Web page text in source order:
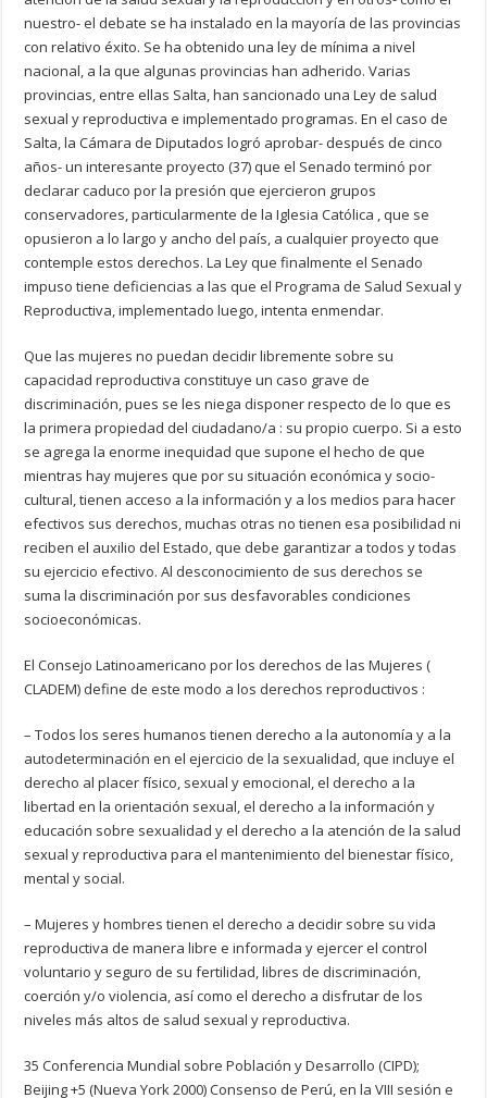
nuestro- el debate se ha instalado en la mayoría de las provincias
con relativo éxito. Se ha obtenido una ley de mínima a nivel
nacional, a la que algunas provincias han adherido. Varias
provincias, entre ellas Salta, han sancionado una Ley de salud
sexual y reproductiva e implementado programas. En el caso de
Salta, la Cámara de Diputados logró aprobar- después de cinco
años- un interesante proyecto (37) que el Senado terminó por
declarar caduco por la presión que ejercieron grupos
conservadores, particularmente de la Iglesia Católica , que se
opusieron a lo largo y ancho del país, a cualquier proyecto que
contemple estos derechos. La Ley que finalmente el Senado
impuso tiene deficiencias a las que el Programa de Salud Sexual y
Reproductiva, implementado luego, intenta enmendar.
Que las mujeres no puedan decidir libremente sobre su
capacidad reproductiva constituye un caso grave de
discriminación, pues se les niega disponer respecto de lo que es
la primera propiedad del ciudadano/a : su propio cuerpo. Si a esto
se agrega la enorme inequidad que supone el hecho de que
mientras hay mujeres que por su situación económica y socio-
cultural, tienen acceso a la información y a los medios para hacer
efectivos sus derechos, muchas otras no tienen esa posibilidad ni
reciben el auxilio del Estado, que debe garantizar a todos y todas
su ejercicio efectivo. Al desconocimiento de sus derechos se
suma la discriminación por sus desfavorables condiciones
socioeconómicas.
El Consejo Latinoamericano por los derechos de las Mujeres (
CLADEM) define de este modo a los derechos reproductivos :
– Todos los seres humanos tienen derecho a la autonomía y a la
autodeterminación en el ejercicio de la sexualidad, que incluye el
derecho al placer físico, sexual y emocional, el derecho a la
libertad en la orientación sexual, el derecho a la información y
educación sobre sexualidad y el derecho a la atención de la salud
sexual y reproductiva para el mantenimiento del bienestar físico,
mental y social.
– Mujeres y hombres tienen el derecho a decidir sobre su vida
reproductiva de manera libre e informada y ejercer el control
voluntario y seguro de su fertilidad, libres de discriminación,
coerción y/o violencia, así como el derecho a disfrutar de los
niveles más altos de salud sexual y reproductiva.
35 Conferencia Mundial sobre Población y Desarrollo (CIPD);
Beijing +5 (Nueva York 2000) Consenso de Perú, en la VIII sesión e